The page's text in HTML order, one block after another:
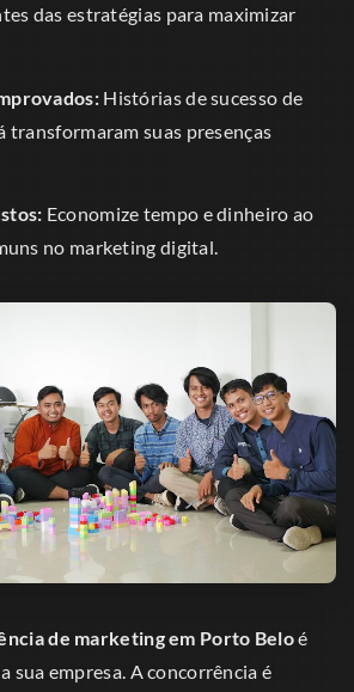
das estratégias para maximizar
Histórias de sucesso de
transformaram suas presenças
Economize tempo e dinheiro ao
no marketing digital.
de marketing em Porto Beloé
sua empresa. A concorrência é